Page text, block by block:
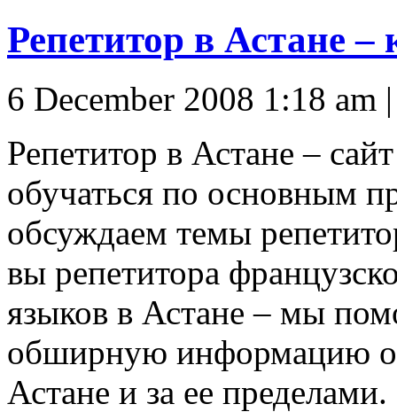
Репетитор в Астане –
6 December 2008 1:18 am
Репетитор в Астане –
обучаться по основным
обсуждаем темы
вы репетитора
языков в Астане – мы
обширную информацию
Астане и за ее пределами.